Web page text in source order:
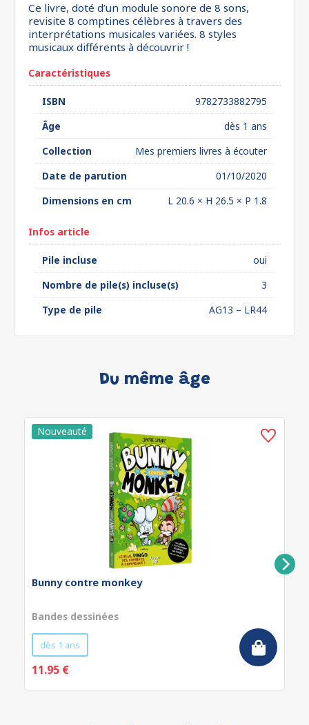
Ce livre, doté d’un module sonore de 8 sons,
revisite 8 comptines célèbres à travers des
interprétations musicales variées. 8 styles
musicaux différents à découvrir !
Caractéristiques
ISBN
9782733882795
Âge
dès 1 ans
Collection
Mes premiers livres à écouter
Date de parution
01/10/2020
Dimensions en cm
L 20.6 × H 26.5 × P 1.8
Infos article
Pile incluse
oui
Nombre de pile(s) incluse(s)
3
Type de pile
AG13 – LR44
Du même âge
Bunny contre monkey
Bandes dessinées
dès 1 ans
11.95 €